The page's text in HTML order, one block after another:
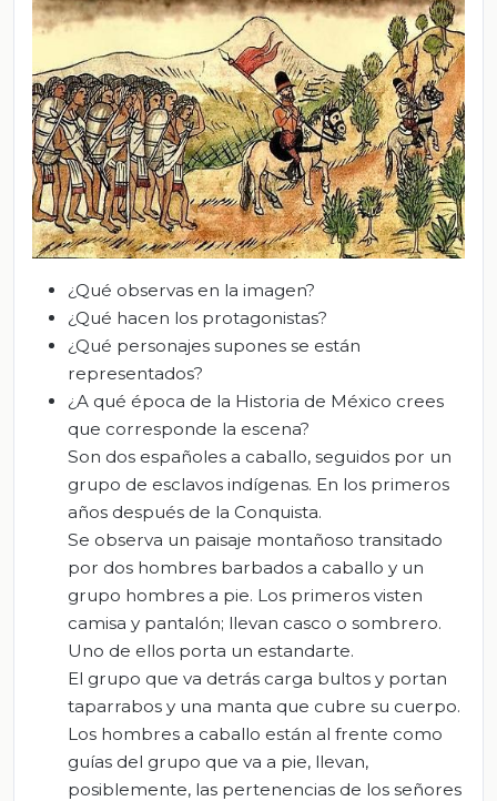
¿Qué observas en la imagen?
¿Qué hacen los protagonistas?
¿Qué personajes supones se están
representados?
¿A qué época de la Historia de México crees
que corresponde la escena?
Son dos españoles a caballo, seguidos por un
grupo de esclavos indígenas. En los primeros
años después de la Conquista.
Se observa un paisaje montañoso transitado
por dos hombres barbados a caballo y un
grupo hombres a pie. Los primeros visten
camisa y pantalón; llevan casco o sombrero.
Uno de ellos porta un estandarte.
El grupo que va detrás carga bultos y portan
taparrabos y una manta que cubre su cuerpo.
Los hombres a caballo están al frente como
guías del grupo que va a pie, llevan,
posiblemente, las pertenencias de los señores